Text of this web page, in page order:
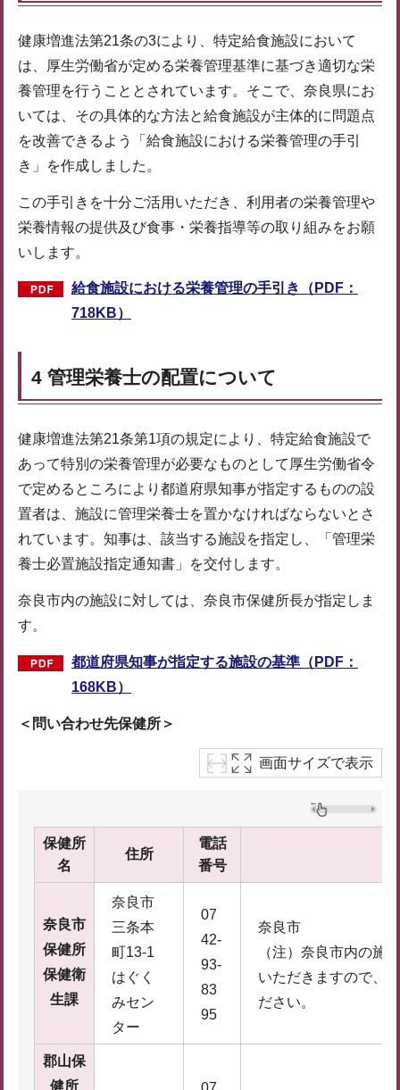
健康増進法第21条の3により、特定給食施設において
は、厚生労働省が定める栄養管理基準に基づき適切な栄
養管理を行うこととされています。そこで、奈良県にお
いては、その具体的な方法と給食施設が主体的に問題点
を改善できるよう「給食施設における栄養管理の手引
き」を作成しました。
この手引きを十分ご活用いただき、利用者の栄養管理や
栄養情報の提供及び食事・栄養指導等の取り組みをお願
いします。
給食施設における栄養管理の手引き（PDF：
718KB）
4 管理栄養士の配置について
健康増進法第21条第1項の規定により、特定給食施設で
あって特別の栄養管理が必要なものとして厚生労働省令
で定めるところにより都道府県知事が指定するものの設
置者は、施設に管理栄養士を置かなければならないとさ
れています。知事は、該当する施設を指定し、「管理栄
養士必置施設指定通知書」を交付します。
奈良市内の施設に対しては、奈良市保健所長が指定しま
す。
都道府県知事が指定する施設の基準（PDF：
168KB）
＜問い合わせ先保健所＞
画面サイズで表示
保健所
名
住所
電話
番号
奈良市
保健所
保健衛
生課
奈良市
三条本
町13-1
はぐく
みセン
ター
07
42-
93-
83
95
奈良市
（注）奈良市内の施
いただきますので、
ださい。
郡山保
健所